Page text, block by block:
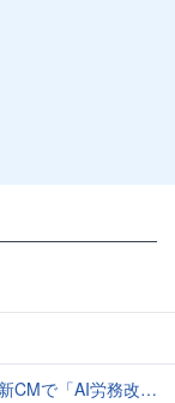
したら「すぐに休んで」と言われる？